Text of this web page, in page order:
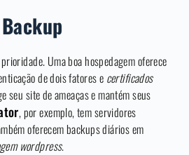
Uma boa hospedagem oferece
de dois fatores e certificados
seu site de ameaças e mantém seus
, por exemplo, tem servidores
oferecem backups diários em
wordpress.